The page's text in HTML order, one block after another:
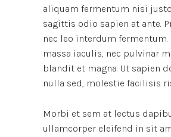
aliquam fermentum nisi
sagittis odio sapien at ante.
nec leo interdum
massa iaculis, nec pulvinar
blandit et magna. Ut sapien
nulla sed, molestie facilisis
Morbi et sem at lectus
ullamcorper eleifend in sit